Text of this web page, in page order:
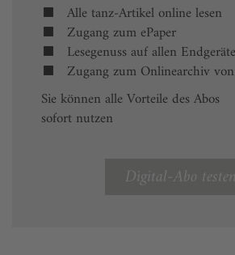
Alle tanz-Artikel online lesen
Zugang zum ePaper
Lesegenuss auf allen
Zugang zum Onlinearchiv
Sie können alle Vorteile des Abos
sofort nutzen
Digital-Abo testen